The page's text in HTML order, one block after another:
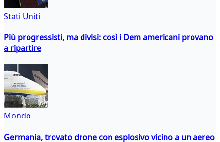
Stati Uniti
Più progressisti, ma divisi: così i Dem americani provano
a ripartire
Mondo
Germania, trovato drone con esplosivo vicino a un aereo